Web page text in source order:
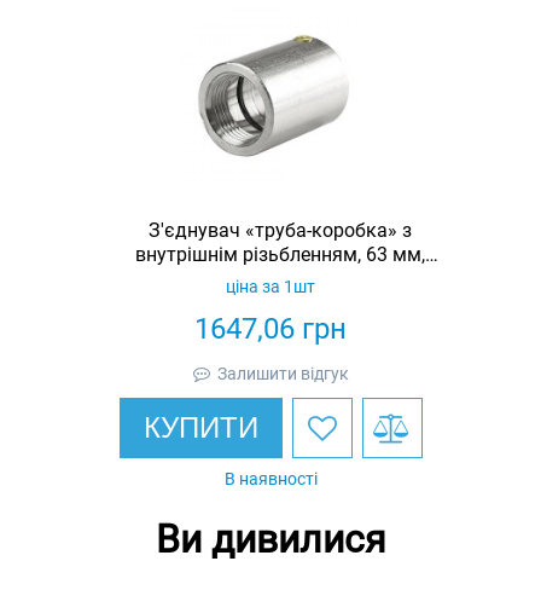
З'єднувач «труба-коробка» з
внутрішнім різьбленням, 63 мм,
латунь, IP67
1647,06 грн
ціна за 1шт
Залишити відгук
КУПИТИ
В наявності
Ви дивилися